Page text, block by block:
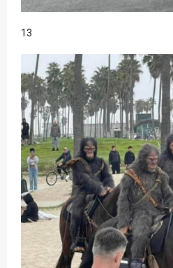
13